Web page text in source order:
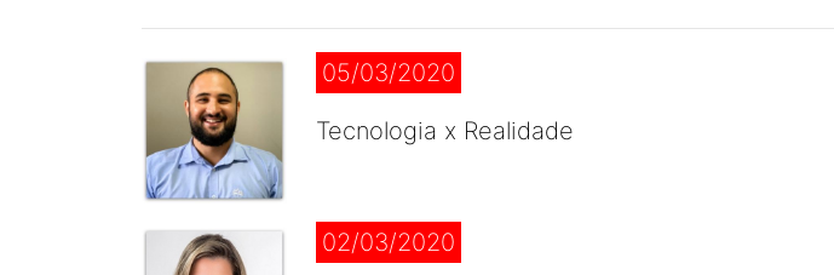
05/03/2020
Tecnologia x Realidade
02/03/2020